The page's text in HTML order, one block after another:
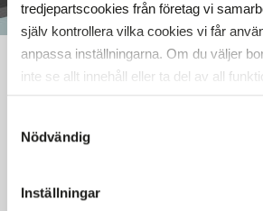
tredjepartscookies från företag vi
själv kontrollera vilka cookies vi får
anpassa inställningarna. Om du väljer
inte se allt innehåll eller ta del av all
webbplats.
Nödvändig
Inställningar
Ons
10-20